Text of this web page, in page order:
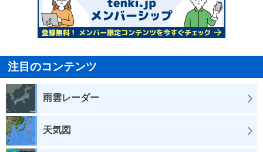
注目のコンテンツ
雨雲レーダー
天気図